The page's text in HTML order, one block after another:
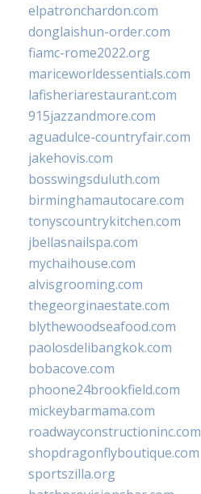
elpatronchardon.com
donglaishun-order.com
fiamc-rome2022.org
mariceworldessentials.com
lafisheriarestaurant.com
915jazzandmore.com
aguadulce-countryfair.com
jakehovis.com
bosswingsduluth.com
birminghamautocare.com
tonyscountrykitchen.com
jbellasnailspa.com
mychaihouse.com
alvisgrooming.com
thegeorginaestate.com
blythewoodseafood.com
paolosdelibangkok.com
bobacove.com
phoone24brookfield.com
mickeybarmama.com
roadwayconstructioninc.com
shopdragonflyboutique.com
sportszilla.org